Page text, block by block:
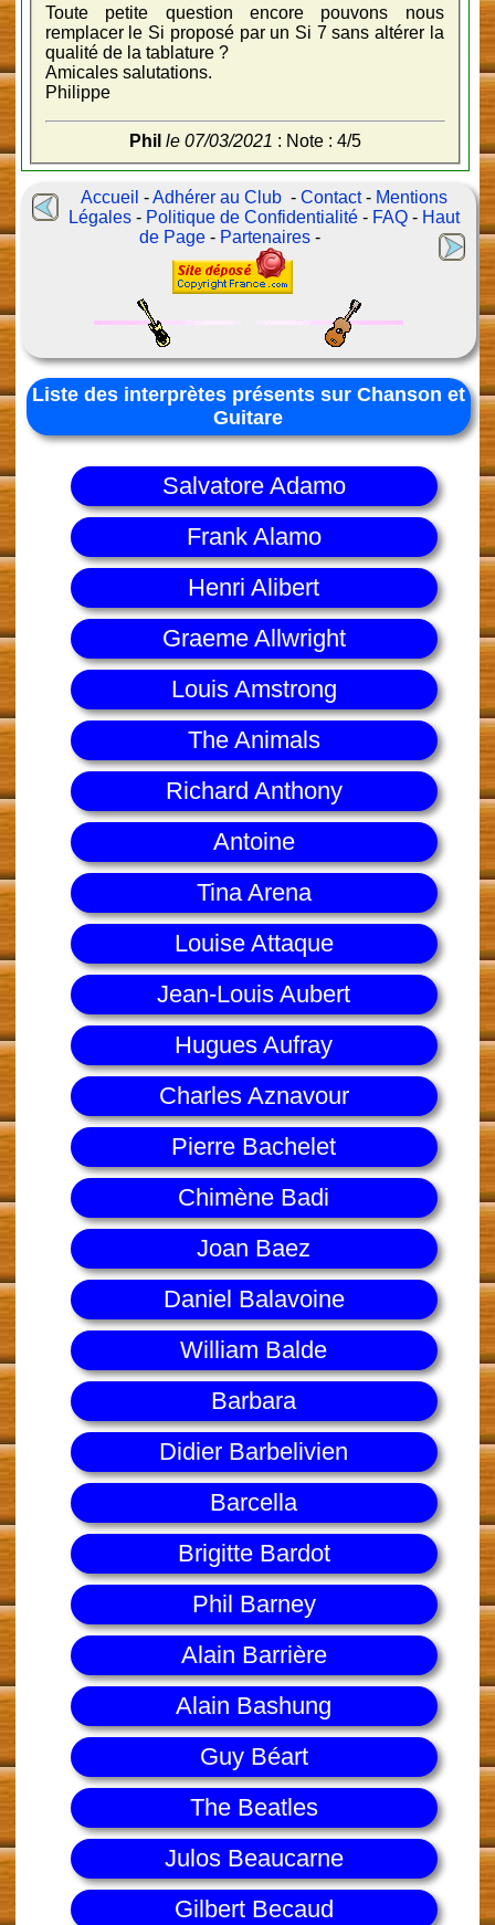
Toute petite question encore pouvons nous
remplacer le Si proposé par un Si 7 sans altérer la
qualité de la tablature ?
Amicales salutations.
Philippe
Phil le 07/03/2021 : Note : 4/5
Accueil -Adhérer au Club -Contact- Mentions
Légales - Politique de Confidentialité - FAQ - Haut
de Page - Partenaires -
Liste des interprètes présents sur Chanson et
Guitare
Salvatore Adamo
Frank Alamo
Henri Alibert
Graeme Allwright
Louis Amstrong
The Animals
Richard Anthony
Antoine
Tina Arena
Louise Attaque
Jean-Louis Aubert
Hugues Aufray
Charles Aznavour
Pierre Bachelet
Chimène Badi
Joan Baez
Daniel Balavoine
William Balde
Barbara
Didier Barbelivien
Barcella
Brigitte Bardot
Phil Barney
Alain Barrière
Alain Bashung
Guy Béart
The Beatles
Julos Beaucarne
Gilbert Becaud